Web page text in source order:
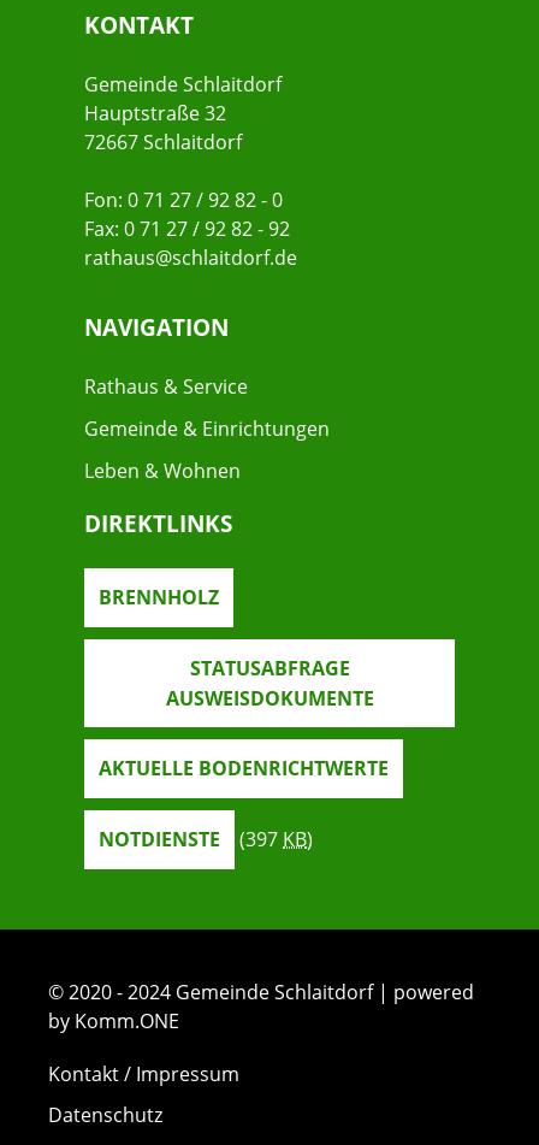
KONTAKT
Gemeinde Schlaitdorf
Hauptstraße 32
72667 Schlaitdorf
Fon: 0 71 27 / 92 82 - 0
Fax: 0 71 27 / 92 82 - 92
rathaus@schlaitdorf.de
NAVIGATION
Rathaus & Service
Gemeinde & Einrichtungen
Leben & Wohnen
DIREKTLINKS
BRENNHOLZ
STATUSABFRAGE
AUSWEISDOKUMENTE
AKTUELLE BODENRICHTWERTE
NOTDIENSTE (397 KB)
© 2020 - 2024 Gemeinde Schlaitdorf | powered
by Komm.ONE
Kontakt / Impressum
Datenschutz